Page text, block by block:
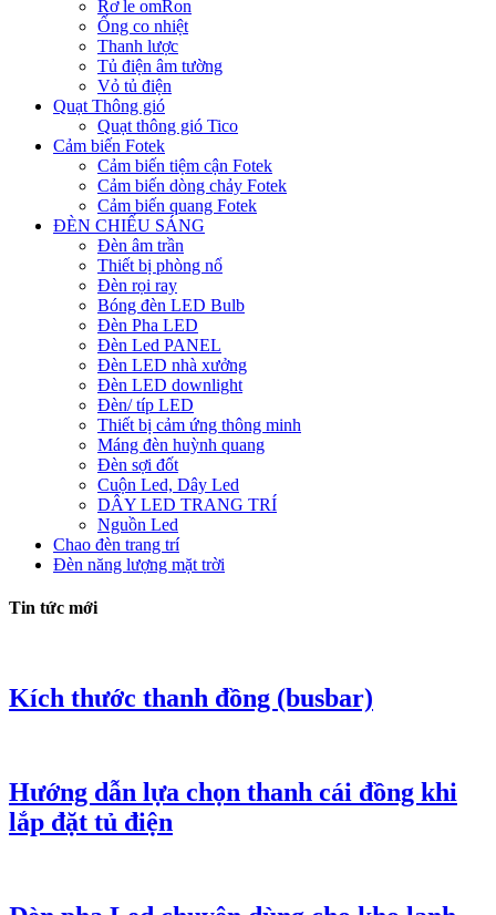
Rơ le omRon
Ống co nhiệt
Thanh lược
Tủ điện âm tường
Vỏ tủ điện
Quạt Thông gió
Quạt thông gió Tico
Cảm biến Fotek
Cảm biến tiệm cận Fotek
Cảm biến dòng chảy Fotek
Cảm biến quang Fotek
ĐÈN CHIẾU SÁNG
Đèn âm trần
Thiết bị phòng nổ
Đèn rọi ray
Bóng đèn LED Bulb
Đèn Pha LED
Đèn Led PANEL
Đèn LED nhà xưởng
Đèn LED downlight
Đèn/ típ LED
Thiết bị cảm ứng thông minh
Máng đèn huỳnh quang
Đèn sợi đốt
Cuộn Led, Dây Led
DÂY LED TRANG TRÍ
Nguồn Led
Chao đèn trang trí
Đèn năng lượng mặt trời
Tin tức mới
Kích thước thanh đồng (busbar)
Hướng dẫn lựa chọn thanh cái đồng khi
lắp đặt tủ điện